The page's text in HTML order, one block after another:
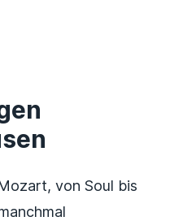
von Soul bis